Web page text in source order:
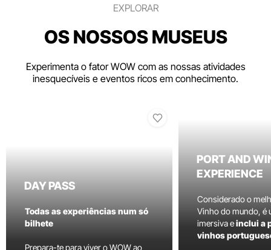
EXPLORAR
OS NOSSOS MUSEUS
Experimenta o fator WOW com as nossas atividades
inesquecíveis e eventos ricos em conhecimento.
DAY PASS
Todas as experiências num só
bilhete
Prepara-te para viver o WOW ao
PORT AND
EXPERIENCE
Considerado o
Vinho do mundo, é
imersiva einclui a
vinhos